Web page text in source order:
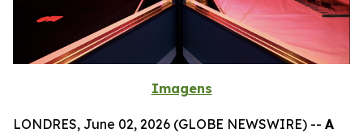
Imagens
LONDRES, June 02, 2026 (GLOBE NEWSWIRE) -- A